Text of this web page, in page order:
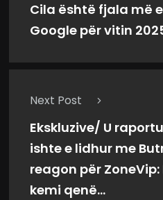
Cila është fjala më
Google për vitin
Next Post
Ekskluzive/ U
ishte e lidhur me
reagon për ZoneVip:
kemi qenë...